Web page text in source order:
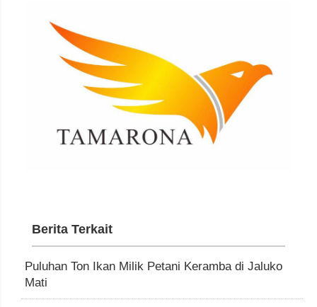
Berita Terkait
Puluhan Ton Ikan Milik Petani Keramba di Jaluko
Mati